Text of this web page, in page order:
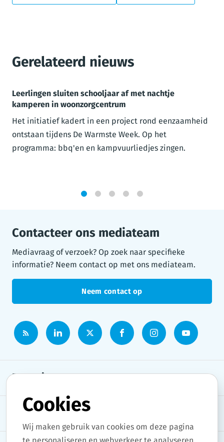
Gerelateerd nieuws
Leerlingen sluiten schooljaar af met nachtje
kamperen in woonzorgcentrum
Het initiatief kadert in een project rond eenzaamheid
ontstaan tijdens De Warmste Week. Op het
programma: bbq'en en kampvuurliedjes zingen.
Contacteer ons mediateam
Mediavraag of verzoek? Op zoek naar specifieke
informatie? Neem contact op met ons mediateam.
Neem contact op
Persruimte
Onderwerpen
Cookies
Wij maken gebruik van cookies om deze pagina